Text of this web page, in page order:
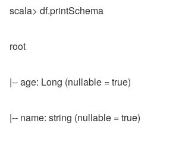
scala> df.printSchema
root
|-- age: Long (nullable = true)
|-- name: string (nullable = true)